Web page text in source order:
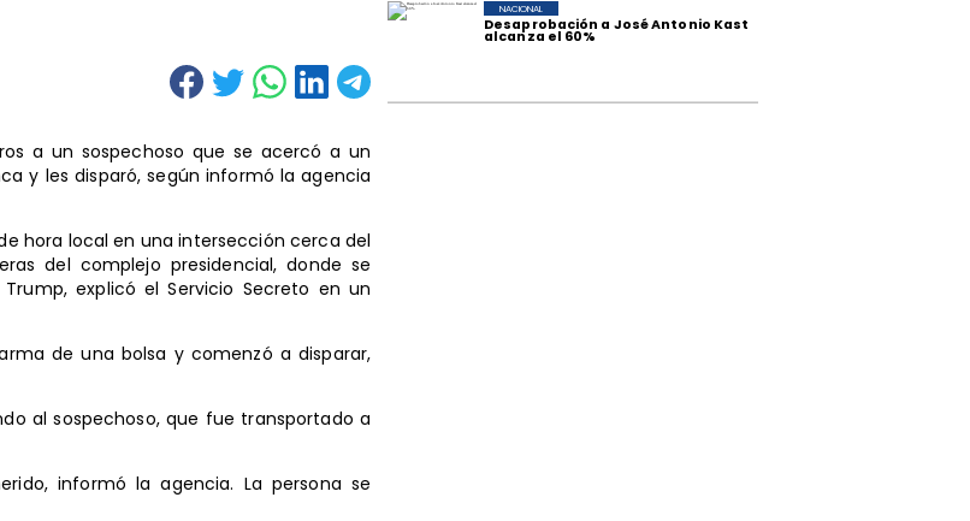
Desaprobación a José Antonio Kast
alcanza el 60%
NACIONAL
a un sospechoso que se acercó a un
y les disparó, según informó la agencia
hora local en una intersección cerca del
del complejo presidencial, donde se
explicó el Servicio Secreto en un
de una bolsa y comenzó a disparar,
al sospechoso, que fue transportado a
informó la agencia. La persona se